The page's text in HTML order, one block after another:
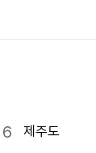
제주도